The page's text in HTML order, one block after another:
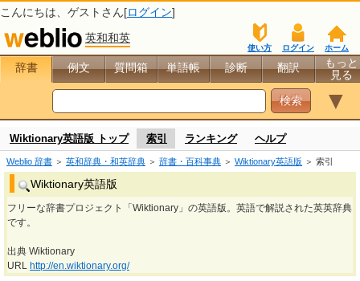
こんにちは、 ゲスト さん[ログイン]
英和和英
ホーム
ログイン
使い方
辞書 例文 質問箱 単語帳 診断 翻訳
もっと
見る
▼
Wiktionary英語版 トップ 索引 ランキング ヘルプ
Weblio 辞書 ＞ 英和辞典・和英辞典 ＞ 辞書・百科事典 ＞ Wiktionary英語版 ＞ 索引
Wiktionary英語版
フリーな辞書プロジェクト「Wiktionary」の英語版。英語で解説された英英辞典
です。
出典 Wiktionary
URL http://en.wiktionary.org/